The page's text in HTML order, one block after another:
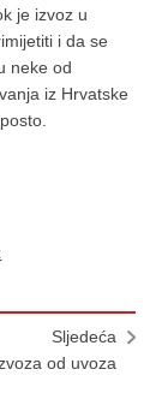
je izvoz u
i da se
neke od
iz Hrvatske
Sljedeća
od uvoza